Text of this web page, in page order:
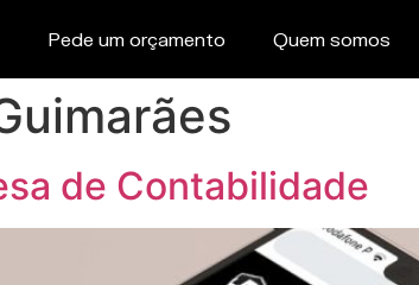
Pede um orçamento Quem somos
de Contabilidade